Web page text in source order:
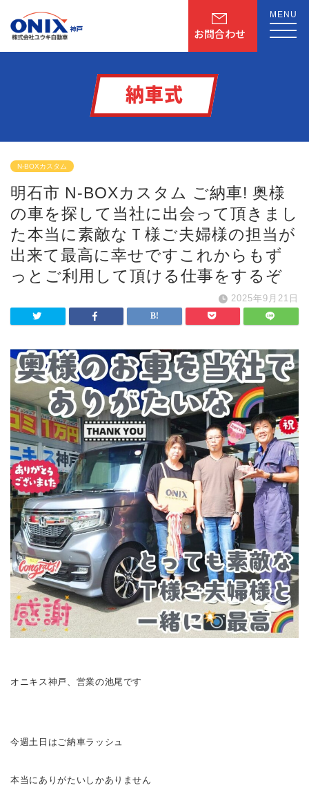
お問合わせ
MENU
納車式
N-BOXカスタム
明石市 N-BOXカスタム ご納車! 奥様
の車を探して 当社に出会って頂きまし
た本当に素敵なＴ様ご夫婦様の担当が
出来て最高に幸せですこれからもず
っとご利用して頂ける仕事をするぞ
2025年9月21日
オニキス神戸、営業の池尾です
今週土日はご納車ラッシュ
本当にありがたいしかありません